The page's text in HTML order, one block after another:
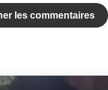
les commentaires